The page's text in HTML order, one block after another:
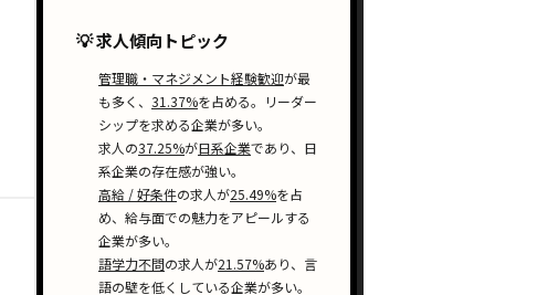
💡 求人傾向トピック
管理職・マネジメント経験歓迎が最
も多く、 31.37%を占める。リーダー
シップを求める企業が多い。
求人の37.25%が日系企業であり、日
系企業の存在感が強い。
高給 / 好条件の求人が25.49%を占
め、給与面での魅力をアピールする
企業が多い。
語学力不問の求人が21.57%あり、言
語の壁を低くしている企業が多い。